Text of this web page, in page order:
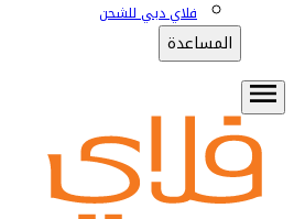
فلاي دبي للشحن
المساعدة